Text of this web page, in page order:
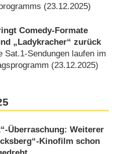
(23.12.2025)
Comedy-Formate
„Ladykracher“ zurück
Sat.1-Sendungen laufen im
(23.12.2025)
Überraschung: Weiterer
Kinofilm schon